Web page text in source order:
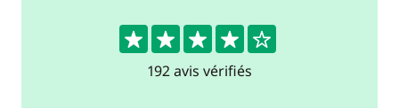
4.4
192 avis vérifiés